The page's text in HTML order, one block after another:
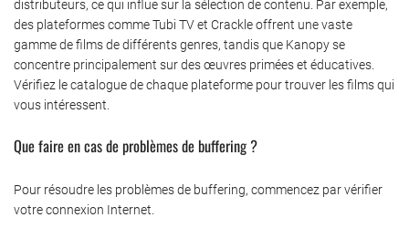
distributeurs, ce qui influe sur la sélection de contenu. Par exemple,
des plateformes comme Tubi TV et Crackle offrent une vaste
gamme de films de différents genres, tandis que Kanopy se
concentre principalement sur des œuvres primées et éducatives.
Vérifiez le catalogue de chaque plateforme pour trouver les films qui
vous intéressent.
Que faire en cas de problèmes de buffering ?
Pour résoudre les problèmes de buffering, commencez par vérifier
votre connexion Internet.